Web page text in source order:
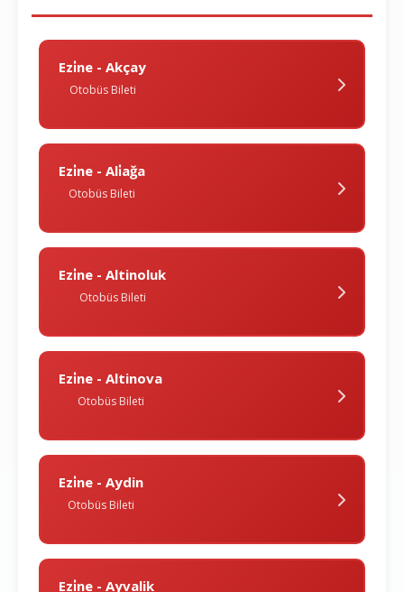
Ezi̇ne - Akçay
Otobüs Bileti
Ezi̇ne - Ali̇ağa
Otobüs Bileti
Ezi̇ne - Altinoluk
Otobüs Bileti
Ezi̇ne - Altinova
Otobüs Bileti
Ezi̇ne - Aydin
Otobüs Bileti
Ezi̇ne - Ayvalik